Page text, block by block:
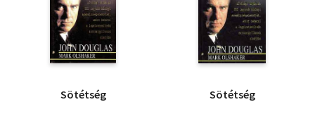
Sötétség Sötétség